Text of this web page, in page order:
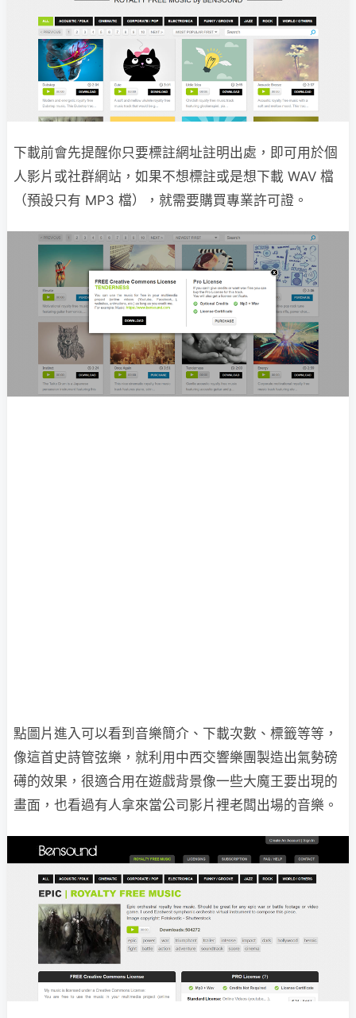
下載前會先提醒你只要標註網址註明出處，即可用於個
人影片或社群網站，如果不想標註或是想下載 WAV 檔
（預設只有 MP3 檔），就需要購買專業許可證。
點圖片進入可以看到音樂簡介、下載次數、標籤等等，
像這首史詩管弦樂，就利用中西交響樂團製造出氣勢磅
礡的效果，很適合用在遊戲背景像一些大魔王要出現的
畫面，也看過有人拿來當公司影片裡老闆出場的音樂。